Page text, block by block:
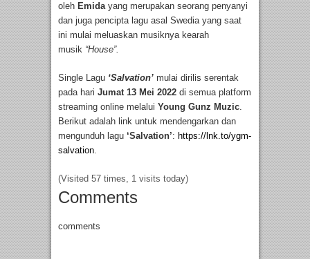
oleh Emidayang merupakan seorang penyanyi
dan juga pencipta lagu asal Swedia yang saat
ini mulai meluaskan musiknya kearah
musik “House”.
Single Lagu ‘Salvation’ mulai dirilis serentak
pada hari Jumat 13 Mei 2022 di semua platform
streaming online melalui Young Gunz Muzic.
Berikut adalah link untuk mendengarkan dan
mengunduh lagu ‘Salvation’: https://lnk.to/ygm-
salvation.
(Visited 57 times, 1 visits today)
Comments
comments